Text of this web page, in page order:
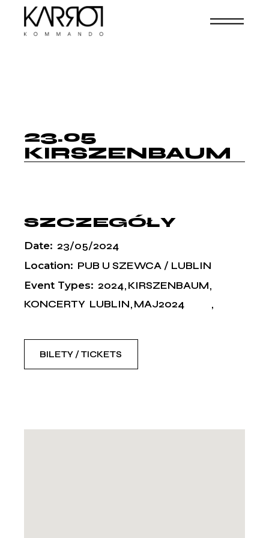
23.05
KIRSZENBAUM
SZCZEGÓŁY
Date: 23/05/2024
Location: PUB U SZEWCA / LUBLIN
Event Types: 2024 KIRSZENBAUM
KONCERTY LUBLIN MAJ2024
BILETY / TICKETS